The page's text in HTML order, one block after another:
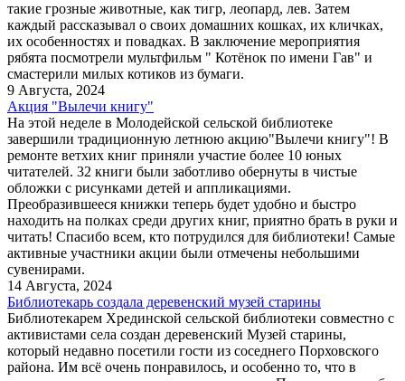
такие грозные животные, как тигр, леопард, лев. Затем
каждый рассказывал о своих домашних кошках, их кличках,
их особенностях и повадках. В заключение мероприятия
рябята посмотрели мультфильм " Котёнок по имени Гав" и
смастерили милых котиков из бумаги.
9 Августа, 2024
Акция "Вылечи книгу"
На этой неделе в Молодейской сельской библиотеке
завершили традиционную летнюю акцию"Вылечи книгу"! В
ремонте ветхих книг приняли участие более 10 юных
читателей. 32 книги были заботливо обернуты в чистые
обложки с рисунками детей и аппликациями.
Преобразившееся книжки теперь будет удобно и быстро
находить на полках среди других книг, приятно брать в руки и
читать! Спасибо всем, кто потрудился для библиотеки! Самые
активные участники акции были отмечены небольшими
сувенирами.
14 Августа, 2024
Библиотекарь создала деревенский музей старины
Библиотекарем Хрединской сельской библиотеки совместно с
активистами села создан деревенский Музей старины,
который недавно посетили гости из соседнего Порховского
района. Им всё очень понравилось, и особенно то, что в